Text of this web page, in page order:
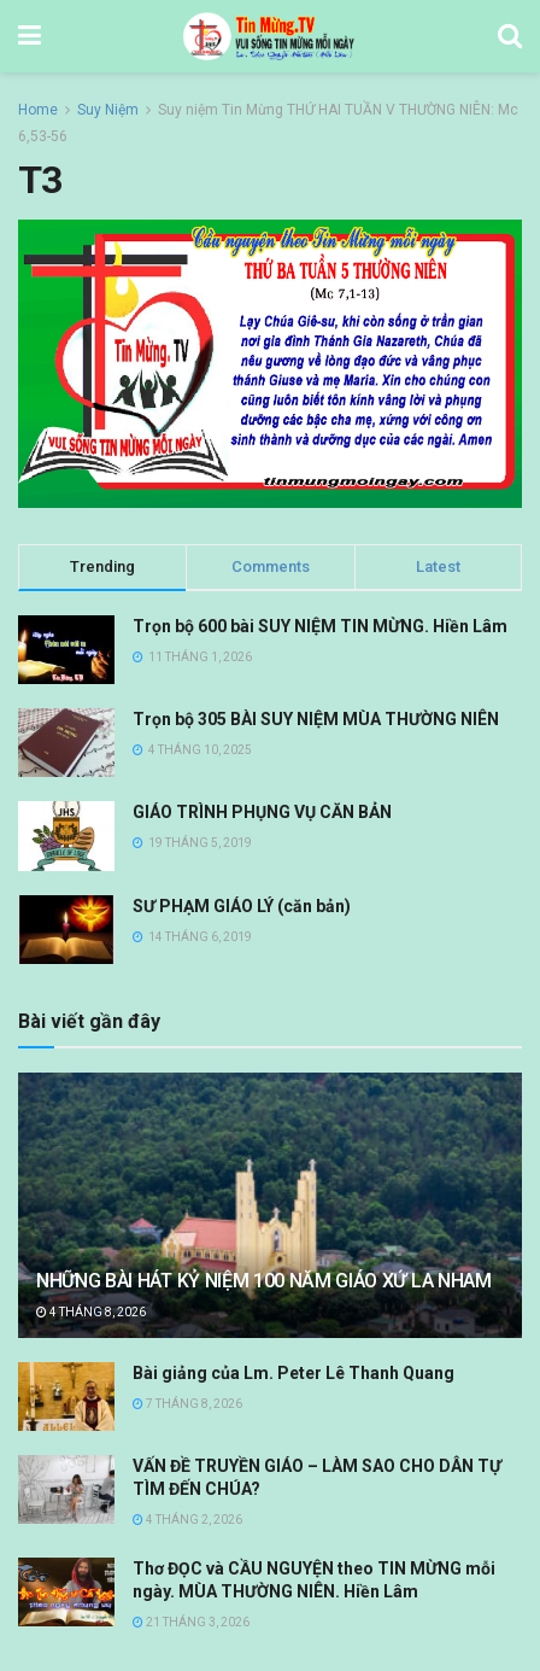
Home Suy Niệm
Suy niệm Tin Mừng THỨ HAI TUẦN V THƯỜNG NIÊN: Mc
6,53-56
T3
Trending Comments Latest
Trọn bộ 600 bài SUY NIỆM TIN MỪNG. Hiền Lâm
11 THÁNG 1, 2026
Trọn bộ 305 BÀI SUY NIỆM MÙA THƯỜNG NIÊN
4 THÁNG 10, 2025
GIÁO TRÌNH PHỤNG VỤ CĂN BẢN
19 THÁNG 5, 2019
SƯ PHẠM GIÁO LÝ (căn bản)
14 THÁNG 6, 2019
Bài viết gần đây
NHỮNG BÀI HÁT KỶ NIỆM 100 NĂM GIÁO XỨ LA NHAM
4 THÁNG 8, 2026
Bài giảng của Lm. Peter Lê Thanh Quang
7 THÁNG 8, 2026
VẤN ĐỀ TRUYỀN GIÁO – LÀM SAO CHO DÂN TỰ
TÌM ĐẾN CHÚA?
4 THÁNG 2, 2026
Thơ ĐỌC và CẦU NGUYỆN theo TIN MỪNG mỗi
ngày. MÙA THƯỜNG NIÊN. Hiền Lâm
21 THÁNG 3, 2026